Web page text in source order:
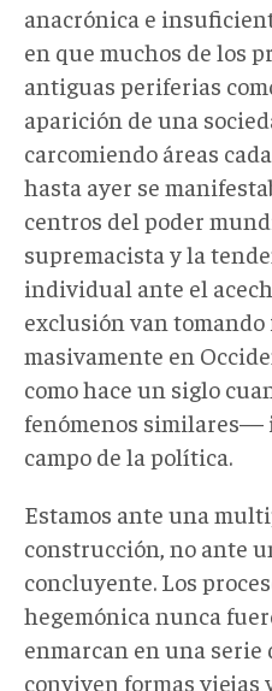
anacrónica e
en que muchos de los
antiguas periferias
aparición de una
carcomiendo áreas
hasta ayer se
centros del poder
supremacista y la
individual ante el
exclusión van
masivamente en
como hace un siglo
fenómenos similares—
campo de la política.
Estamos ante una
construcción, no ante
concluyente. Los
hegemónica nunca
enmarcan en una serie
conviven formas viejas